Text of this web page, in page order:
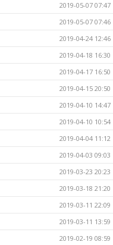
2019-05-07 07:47
2019-05-07 07:46
2019-04-24 12:46
2019-04-18 16:30
2019-04-17 16:50
2019-04-15 20:50
2019-04-10 14:47
2019-04-10 10:54
2019-04-04 11:12
2019-04-03 09:03
2019-03-23 20:23
2019-03-18 21:20
2019-03-11 22:09
2019-03-11 13:59
2019-02-19 08:59